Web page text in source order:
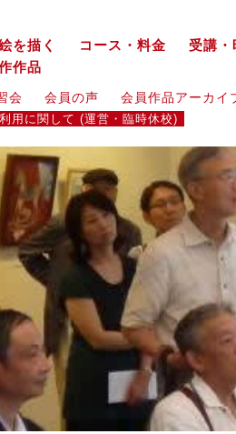
を描く コース・料金 受講・
作品
会 会員の声 会員作品アーカイ
用に関して (運営・臨時休校)